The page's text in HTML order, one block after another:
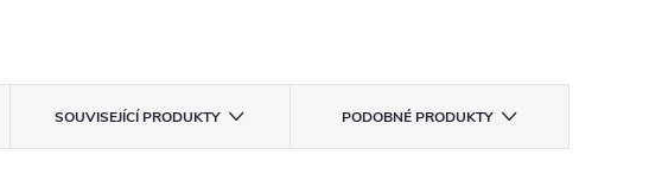
SOUVISEJÍCÍ PRODUKTY PODOBNÉ PRODUKTY